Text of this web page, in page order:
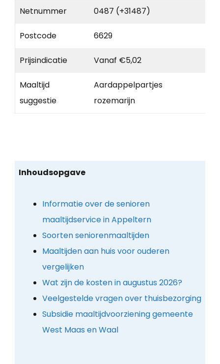
Netnummer 0487 (+31487)
Postcode 6629
Prijsindicatie Vanaf €5,02
Maaltijd
suggestie
Aardappelpartjes
rozemarijn
Inhoudsopgave
Informatie over de senioren
maaltijdservice in Appeltern
Soorten seniorenmaaltijden
Maaltijden aan huis voor ouderen
vergelijken
Wat zijn de kosten in augustus 2026?
Veelgestelde vragen over thuisbezorging
Subsidie maaltijdvoorziening gemeente
West Maas en Waal